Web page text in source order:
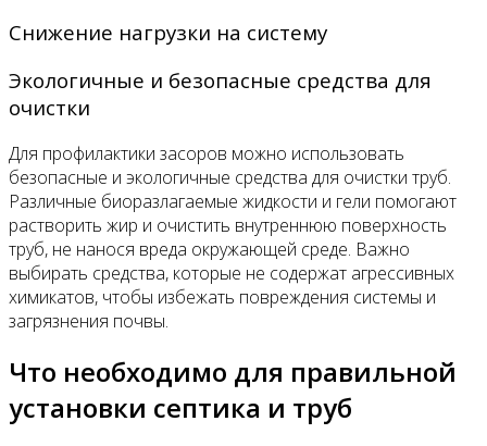
Снижение нагрузки на систему
Экологичные и безопасные средства для
очистки
Для профилактики засоров можно использовать
безопасные и экологичные средства для очистки труб.
Различные биоразлагаемые жидкости и гели помогают
растворить жир и очистить внутреннюю поверхность
труб, не нанося вреда окружающей среде. Важно
выбирать средства, которые не содержат агрессивных
химикатов, чтобы избежать повреждения системы и
загрязнения почвы.
Что необходимо для правильной
установки септика и труб